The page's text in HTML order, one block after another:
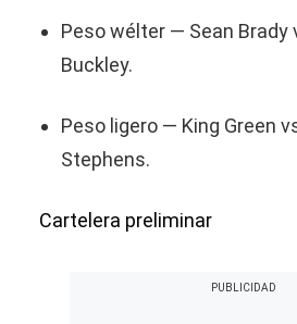
Peso wélter — Sean Brady
Buckley.
Peso ligero — King Green
Stephens.
Cartelera preliminar